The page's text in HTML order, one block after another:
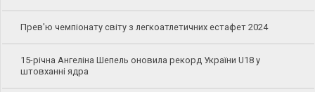
Прев'ю чемпіонату світу з легкоатлетичних естафет 2024
15-річна Ангеліна Шепель оновила рекорд України U18 у
штовханні ядра